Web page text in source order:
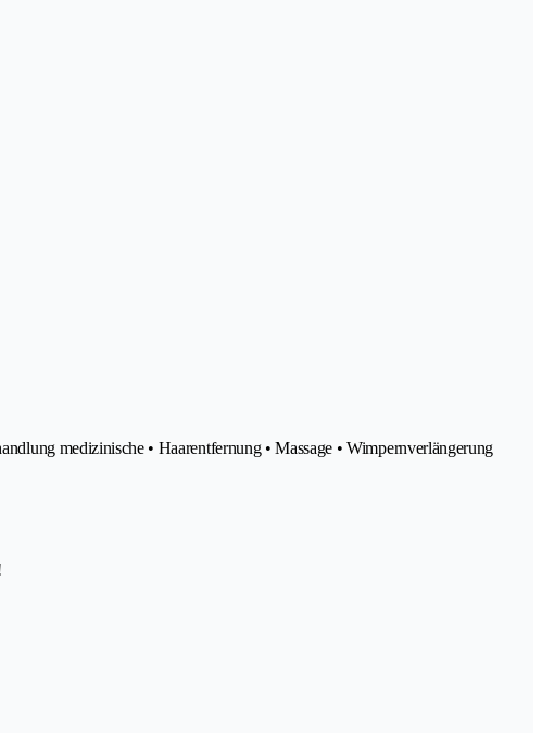
medizinische • Haarentfernung • Massage • Wimpernverlängerung